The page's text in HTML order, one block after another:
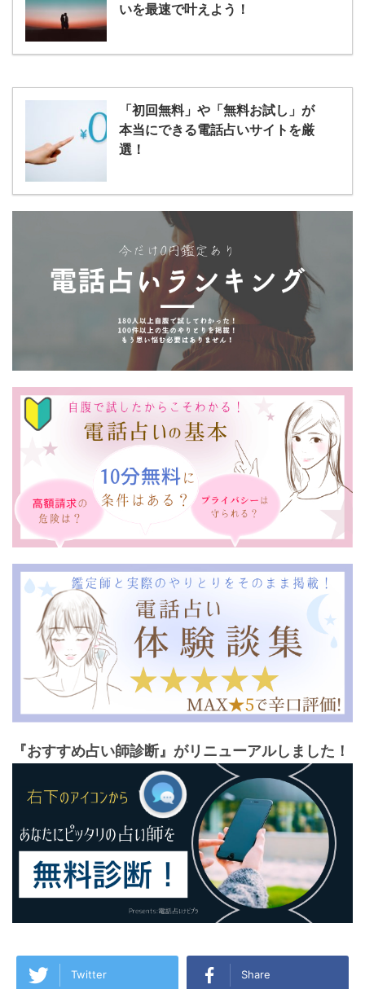
いを最速で叶えよう！
「初回無料」や「無料お試し」が
本当にできる電話占いサイトを厳
選！
『おすすめ占い師診断』がリニューアルしました！
Twitter Share